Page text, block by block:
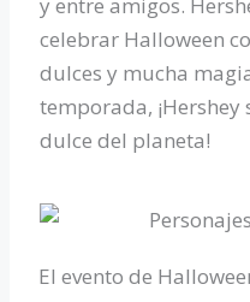
celebrar Halloween
dulces y mucha
temporada,
dulce del planeta!
El evento de